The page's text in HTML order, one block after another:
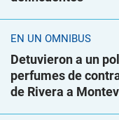
EN UN ÓMNIBUS
Detuvieron a un
perfumes de
de Rivera a